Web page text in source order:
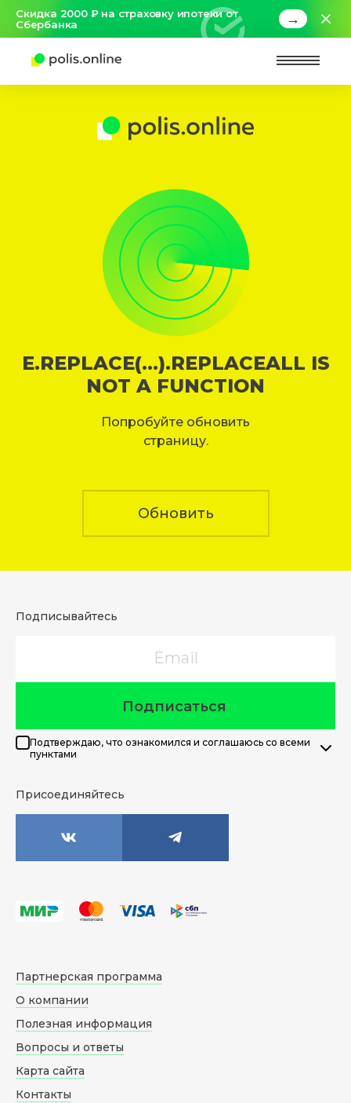
Скидка 2000 ₽ на страховку ипотеки от
Сбербанка
→
E.REPLACE(...).REPLACEALL IS
NOT A FUNCTION
Попробуйте обновить
страницу.
Обновить
Подписывайтесь
Подписаться
Подтверждаю, что ознакомился и соглашаюсь со всеми
пунктами
Присоединяйтесь
Партнерская программа
О компании
Полезная информация
Вопросы и ответы
Карта сайта
Контакты